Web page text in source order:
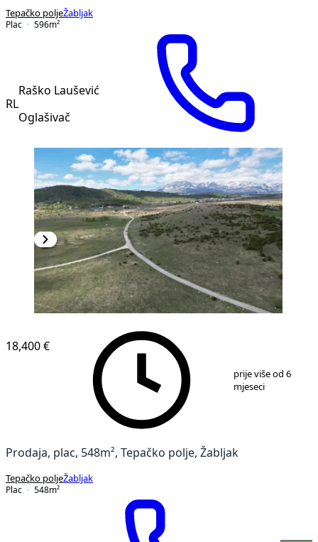
Tepačko poljeŽabljak
Plac
596m²
RL
Raško Laušević
Oglašivač
5
18,400 €
prije više od 6
mjeseci
Prodaja, plac, 548m², Tepačko polje, Žabljak
Tepačko poljeŽabljak
Plac
548m²